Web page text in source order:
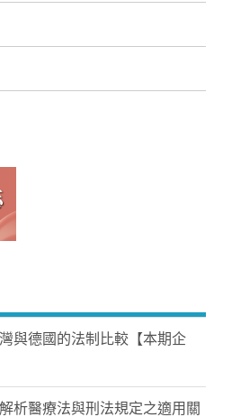
與德國的法制比較【本期企
析醫療法與刑法規定之適用關